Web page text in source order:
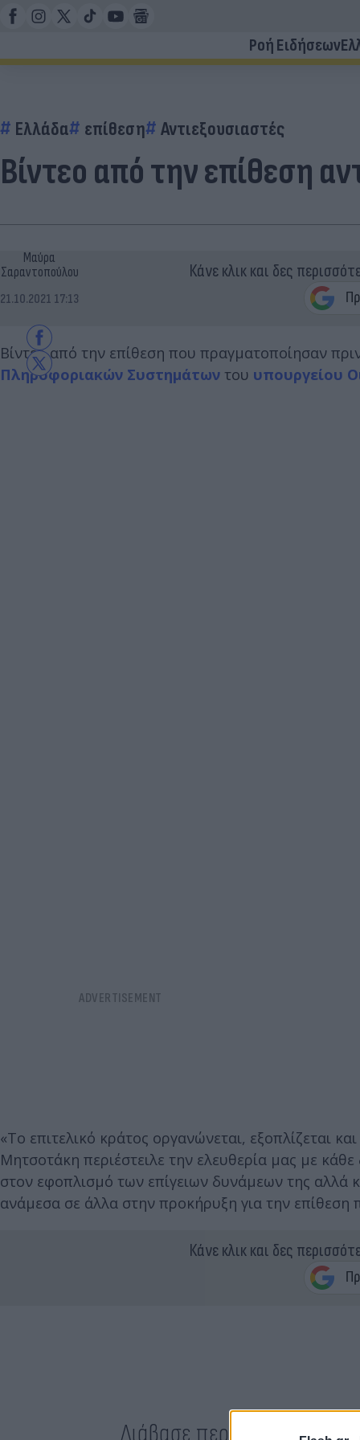
Ροή Ειδήσεων
Ελλάδα επίθεση Αντιεξουσιαστές
Βίντεο από την επίθεση
Μαύρα
Σαραντοπούλου
21.10.2021 17:13
Κάνε κλικ και δες
Βίντεο από την επίθεση που πραγματοποίησαν
Πληροφοριακών Συστημάτων του υπουργείου
«Το επιτελικό κράτος οργανώνεται, εξοπλίζεται
Μητσοτάκη περιέστειλε την ελευθερία μας με
στον εφοπλισμό των επίγειων δυνάμεων της αλλά
ανάμεσα σε άλλα στην προκήρυξη για την επίθεση
Κάνε κλικ και δες